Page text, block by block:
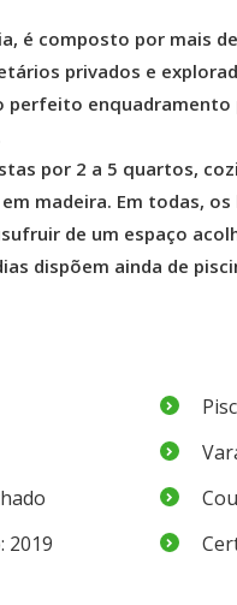
é composto por mais
privados e
perfeito
por 2 a 5 quartos,
madeira. Em todas,
de um espaço
dispõem ainda de
2019